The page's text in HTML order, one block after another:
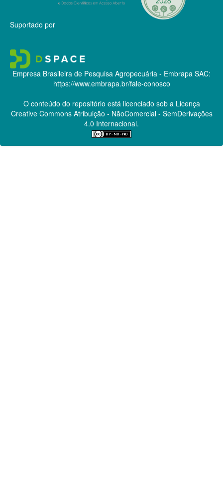
Suportado por
Empresa Brasileira de Pesquisa Agropecuária - Embrapa SAC:
https://www.embrapa.br/fale-conosco
O conteúdo do repositório está licenciado sob a Licença
Creative CommonsAtribuição - NãoComercial - SemDerivações
4.0 Internacional.